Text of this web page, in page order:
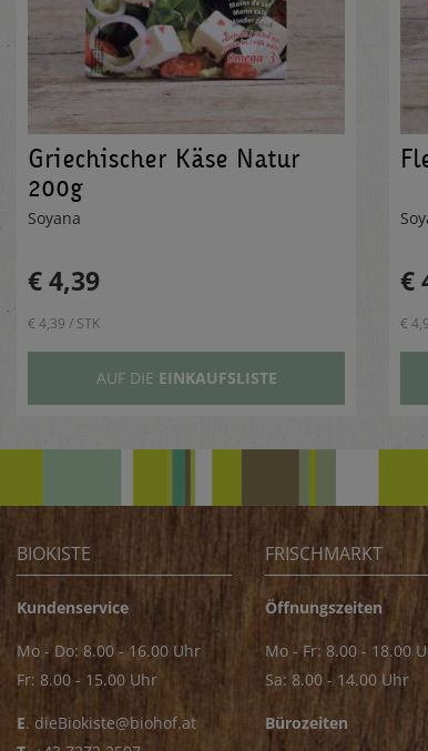
Griechischer Käse Natur
200g
Soyana
€ 4,39
€ 4,39 / STK
AUF DIE EINKAUFSLISTE
€
€
BIOKISTE
Kundenservice
Mo - Do: 8.00 - 16.00 Uhr
Fr: 8.00 - 15.00 Uhr
E. dieBiokiste@biohof.at
FRISCHMARKT
Öffnungszeiten
Mo - Fr: 8.00 - 18.00
Sa: 8.00 - 14.00 Uhr
Bürozeiten